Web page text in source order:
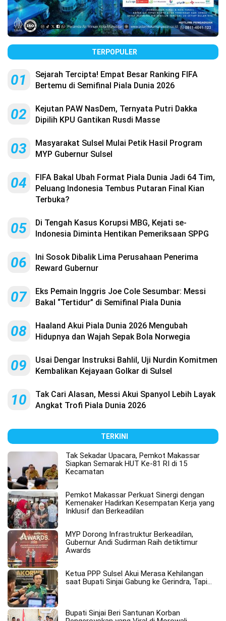
TERPOPULER
01
Sejarah Tercipta! Empat Besar Ranking FIFA
Bertemu di Semifinal Piala Dunia 2026
02
Kejutan PAW NasDem, Ternyata Putri Dakka
Dipilih KPU Gantikan Rusdi Masse
03
Masyarakat Sulsel Mulai Petik Hasil Program
MYP Gubernur Sulsel
04
FIFA Bakal Ubah Format Piala Dunia Jadi 64 Tim,
Peluang Indonesia Tembus Putaran Final Kian
Terbuka?
05
Di Tengah Kasus Korupsi MBG, Kejati se-
Indonesia Diminta Hentikan Pemeriksaan SPPG
06
Ini Sosok Dibalik Lima Perusahaan Penerima
Reward Gubernur
07
Eks Pemain Inggris Joe Cole Sesumbar: Messi
Bakal “Tertidur” di Semifinal Piala Dunia
08
Haaland Akui Piala Dunia 2026 Mengubah
Hidupnya dan Wajah Sepak Bola Norwegia
09
Usai Dengar Instruksi Bahlil, Uji Nurdin Komitmen
Kembalikan Kejayaan Golkar di Sulsel
10
Tak Cari Alasan, Messi Akui Spanyol Lebih Layak
Angkat Trofi Piala Dunia 2026
TERKINI
Tak Sekadar Upacara, Pemkot Makassar
Siapkan Semarak HUT Ke-81 RI di 15
Kecamatan
Pemkot Makassar Perkuat Sinergi dengan
Kemenaker Hadirkan Kesempatan Kerja yang
Inklusif dan Berkeadilan
MYP Dorong Infrastruktur Berkeadilan,
Gubernur Andi Sudirman Raih detiktimur
Awards
Ketua PPP Sulsel Akui Merasa Kehilangan
saat Bupati Sinjai Gabung ke Gerindra, Tapi…
Bupati Sinjai Beri Santunan Korban